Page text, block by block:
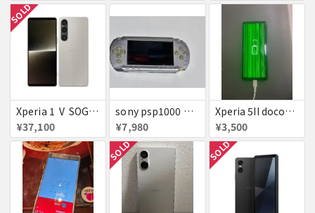
SOLD
Xperia 1 Ⅴ SOG10 プラチナシルバー au 送料無料
¥37,100
sony psp1000 初期レア
¥7,980
Xperia 5II docomo SO-52A 画面線あり 充電及び電源スイッチの不具合あり
¥3,500
SOLD SOLD